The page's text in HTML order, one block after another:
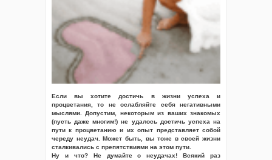
Если вы хотите достичь в жизни успеха и
процветания, то не ослабляйте себя негативными
мыслями. Допустим, некоторым из ваших знакомых
(пусть даже многим!) не удалось достичь успеха на
пути к процветанию и их опыт представляет собой
череду неудач. Может быть, вы тоже в своей жизни
сталкивались с препятствиями на этом пути.
Ну и что? Не думайте о неудачах! Всякий раз